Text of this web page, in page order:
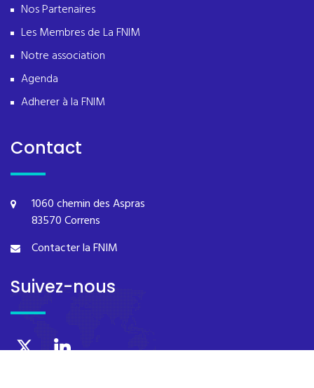
Nos Partenaires
Les Membres de La FNIM
Notre association
Agenda
Adherer à la FNIM
Contact
1060 chemin des Aspras
83570 Correns
Contacter la FNIM
Suivez-nous